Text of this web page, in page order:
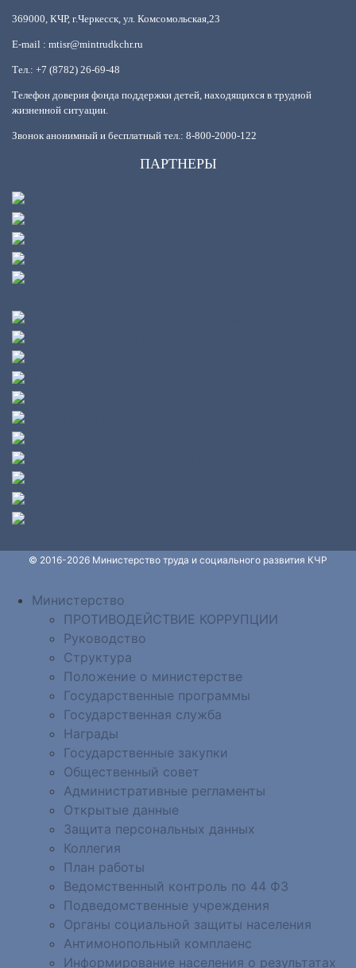
369000, КЧР, г.Черкесск, ул. Комсомольская,23
E-mail : mtisr@mintrudkchr.ru
Тел.: +7 (8782) 26-69-48
Телефон доверия фонда поддержки детей, находящихся в трудной
жизненной ситуации.
Звонок анонимный и бесплатный тел.: 8-800-2000-122
ПАРТНЕРЫ
© 2016-2026 Министерство труда и социального развития КЧР
Министерство
ПРОТИВОДЕЙСТВИЕ КОРРУПЦИИ
Руководство
Структура
Положение о министерстве
Государственные программы
Государственная служба
Награды
Государственные закупки
Общественный совет
Административные регламенты
Открытые данные
Защита персональных данных
Коллегия
План работы
Ведомственный контроль по 44 ФЗ
Подведомственные учреждения
Органы социальной защиты населения
Антимонопольный комплаенс
Информирование населения о результатах